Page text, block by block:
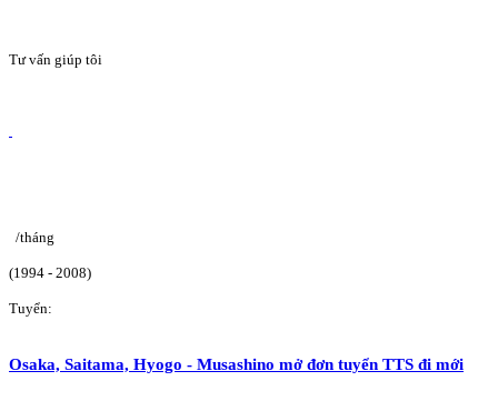
Tư vấn giúp tôi
/tháng
(1994 - 2008)
Tuyển:
Osaka, Saitama, Hyogo - Musashino mở đơn tuyển TTS đi mới